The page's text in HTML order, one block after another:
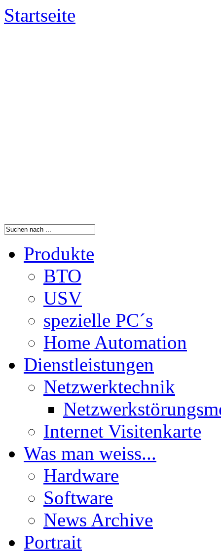
Startseite
Produkte
BTO
USV
spezielle PC´s
Home Automation
Dienstleistungen
Netzwerktechnik
Internet Visitenkarte
Was man weiss...
Hardware
Software
News Archive
Portrait